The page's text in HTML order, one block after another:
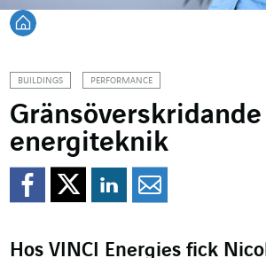
Tillbaka till startsidan
BUILDINGS PERFORMANCE
Gränsöverskridande
energiteknik
Dela på
Dela på
Dela på
Hos VINCI Energies fick